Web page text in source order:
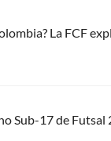
La FCF
Sub-17 de Futsal